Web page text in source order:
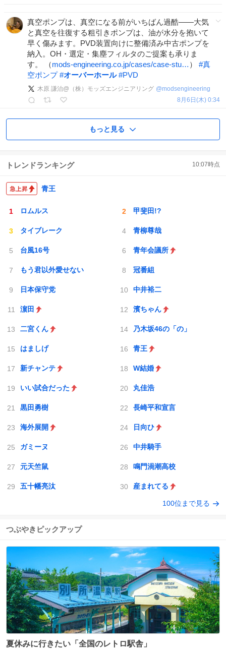
真空ポンプは、真空になる前がいちばん過酷——大気
と真空を往復する粗引きポンプは、油が水分を抱いて
早く傷みます。PVD装置向けに整備済み中古ポンプを
納入。OH・選定・集塵フィルタのご提案も承りま
す。 （mods-engineering.co.jp/cases/case-stu… ） #真
空ポンプ #オーバーホール #PVD
木原 謙治@（株）モッズエンジニアリング @modsengineering
8月6日(木) 0:34
もっと見る
トレンドランキング 10:07時点
青王
ロムルス 甲斐田!?
タイブレーク 青柳尊哉
台風16号 青年会議所
もう君以外愛せない 冠番組
日本保守党 中井裕二
濵田 濱ちゃん
二宮くん 乃木坂46の「の」
はましげ 青王
新チャンテ W結婚
いい試合だった 丸佳浩
黒田勇樹 長崎平和宣言
海外展開 日向ひ
ガミーヌ 中井騎手
元天竺鼠 鳴門渦潮高校
五十幡亮汰 産まれてる
100位まで見る
つぶやきピックアップ
夏休みに行きたい「全国のレトロ駅舎」